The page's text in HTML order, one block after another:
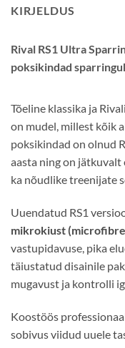
KIRJELDUS
Rival RS1 Ultra
poksikindad
Tõeline klassika ja
on mudel, millest kõik
poksikindad on olnud
aasta ning on
ka nõudlike treenijate
Uuendatud RS1
mikrokiust
vastupidavuse, pika
täiustatud disainile
mugavust ja kontrolli
Koostöös
sobivus viidud uuele